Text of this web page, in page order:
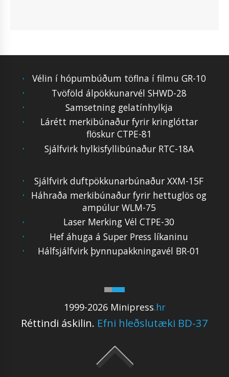
Vélin í hópumbúðum töflna í filmu GR-10
Tvöföld álpökkunarvél SHWD-28
Samsetning gelatínhylkja
Lárétt merkibúnaður fyrir kringlóttar
flöskur CTPE-81
Sjálfvirk hylkisfyllibúnaður RTC-18A
1999-2026 Minipress.hr
Réttindi áskilin. Efni hleðslutæki BD-37
Sjálfvirk duftpökkunarbúnaður XXM-15F
Háhraða merkibúnaður fyrir hettuglös og
ampúlur WLM-75
Laser Merking Vél CTPE-30
Hef áhuga á Super Press líkaninu
Hálfsjálfvirk þynnupakkningavél BR-01